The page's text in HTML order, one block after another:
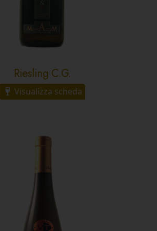
Riesling C.G.
Visualizza scheda